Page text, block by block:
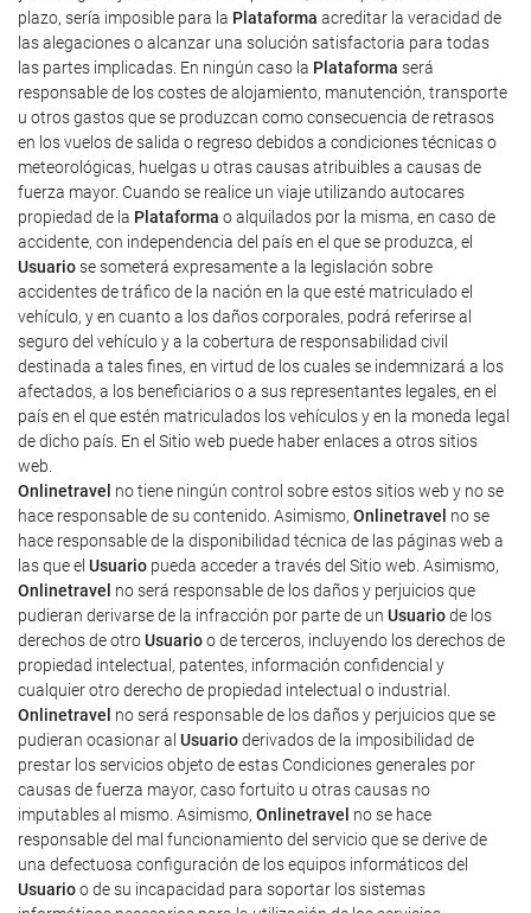
plazo, sería imposible para la Plataforma acreditar la veracidad de
las alegaciones o alcanzar una solución satisfactoria para todas
las partes implicadas. En ningún caso la Plataforma será
responsable de los costes de alojamiento, manutención, transporte
u otros gastos que se produzcan como consecuencia de retrasos
en los vuelos de salida o regreso debidos a condiciones técnicas o
meteorológicas, huelgas u otras causas atribuibles a causas de
fuerza mayor. Cuando se realice un viaje utilizando autocares
propiedad de la Plataforma o alquilados por la misma, en caso de
accidente, con independencia del país en el que se produzca, el
Usuariose someterá expresamente a la legislación sobre
accidentes de tráfico de la nación en la que esté matriculado el
vehículo, y en cuanto a los daños corporales, podrá referirse al
seguro del vehículo y a la cobertura de responsabilidad civil
destinada a tales fines, en virtud de los cuales se indemnizará a los
afectados, a los beneficiarios o a sus representantes legales, en el
país en el que estén matriculados los vehículos y en la moneda legal
de dicho país. En el Sitio web puede haber enlaces a otros sitios
web.
Onlinetravel no tiene ningún control sobre estos sitios web y no se
hace responsable de su contenido. Asimismo, Onlinetravel no se
hace responsable de la disponibilidad técnica de las páginas web a
las que el Usuario pueda acceder a través del Sitio web. Asimismo,
Onlinetravel no será responsable de los daños y perjuicios que
pudieran derivarse de la infracción por parte de un Usuariode los
derechos de otroUsuarioo de terceros, incluyendo los derechos de
propiedad intelectual, patentes, información confidencial y
cualquier otro derecho de propiedad intelectual o industrial.
Onlinetravel no será responsable de los daños y perjuicios que se
pudieran ocasionar al Usuarioderivados de la imposibilidad de
prestar los servicios objeto de estas Condiciones generales por
causas de fuerza mayor, caso fortuito u otras causas no
imputables al mismo. Asimismo, Onlinetravel no se hace
responsable del mal funcionamiento del servicio que se derive de
una defectuosa configuración de los equipos informáticos del
Usuarioo de su incapacidad para soportar los sistemas